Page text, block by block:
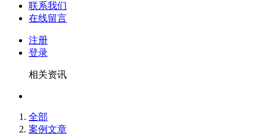
联系我们
在线留言
注册
登录
相关资讯
全部
案例文章